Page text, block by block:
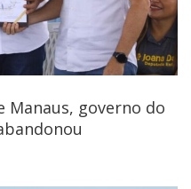
Manaus, governo do